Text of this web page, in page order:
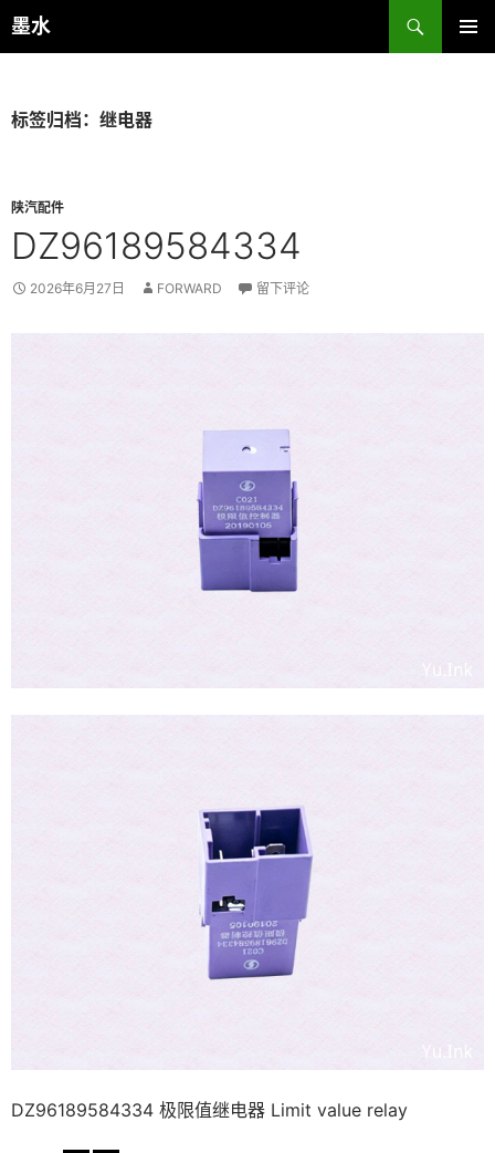
跳
至
墨水
搜
索
标签归档：继电器
陕汽配件
DZ96189584334
2026年6月27日 FORWARD 留下评论
DZ96189584334 极限值继电器 Limit value relay